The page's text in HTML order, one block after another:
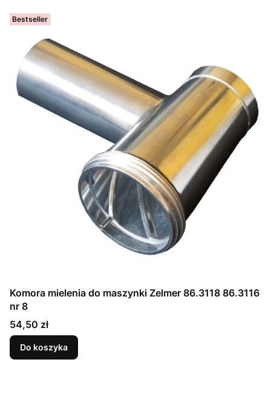
Bestseller
Komora mielenia do maszynki Zelmer 86.3118 86.3116
nr 8
Cena
54,50 zł
Do koszyka